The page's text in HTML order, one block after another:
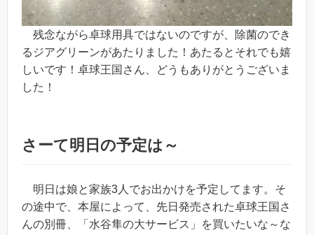
残念ながら卓球用具ではないのですが、除菌のでき
るジアグリーンがあたりました！あたるとそれでも嬉
しいです！卓球王国さん、どうもありがとうございま
した！
さーて明日の予定は～
明日は娘と家族3人でお出かけを予定してます。そ
の途中で、本屋によって、先日発売された卓球王国さ
んの別冊、「水谷隼の大サービス」を買いたいな～な